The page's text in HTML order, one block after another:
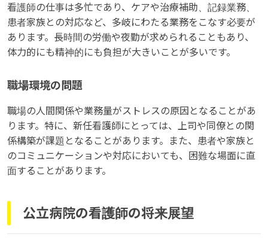
看護師の仕事は多忙であり、ケアや治療補助、記録業務、
患者家族との対応など、多岐にわたる業務をこなす必要が
あります。長時間の労働や夜勤が求められることもあり、
体力的にも精神的にも負担が大きいことが多いです。
職場環境の問題
職場の人間関係や業務量がストレスの原因となることがあ
ります。特に、新任看護師にとっては、上司や同僚との関
係構築が課題となることがあります。また、患者や家族と
のコミュニケーションや対応においても、困難な場面に直
面することがあります。
公立病院の看護師の将来展望